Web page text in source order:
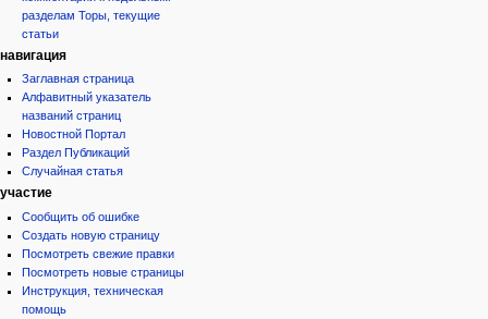
разделам Торы, текущие
статьи
навигация
Заглавная страница
Алфавитный указатель
названий страниц
Новостной Портал
Раздел Публикаций
Случайная статья
участие
Сообщить об ошибке
Создать новую страницу
Посмотреть свежие правки
Посмотреть новые страницы
Инструкция, техническая
помощь